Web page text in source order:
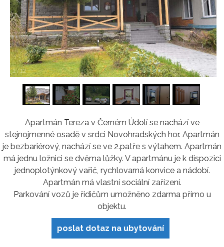
1/ 12
Apartmán Tereza v Černém Údolí se nachází ve
stejnojmenné osadě v srdci Novohradských hor. Apartmán
je bezbariérový, nachází se ve 2.patře s výtahem. Apartmán
má jednu ložnici se dvěma lůžky. V apartmánu je k dispozici
jednoplotýnkový vařič, rychlovarná konvice a nádobí.
Apartmán má vlastní sociální zařízení.
Parkování vozů je řidičům umožněno zdarma přímo u
objektu.
poslat dotaz na ubytování